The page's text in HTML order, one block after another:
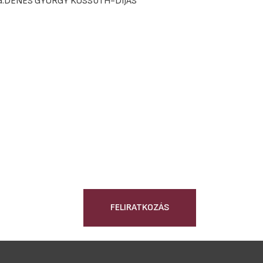
FELIRATKOZÁS